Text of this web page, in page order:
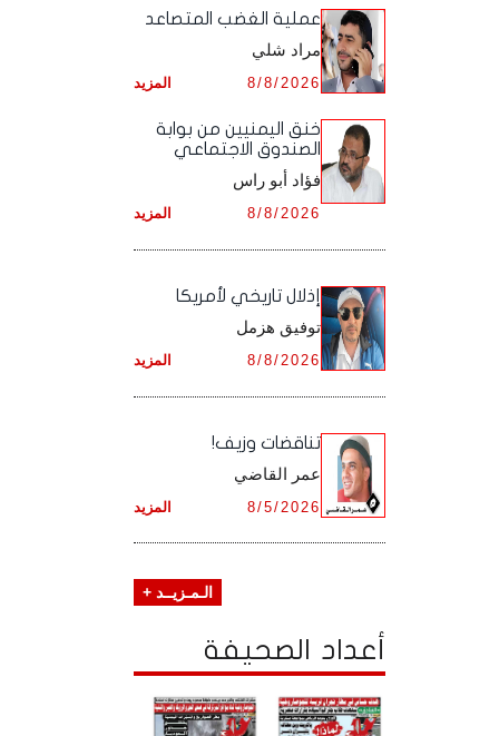
أرشيف شهر نـوفـمـبـر ,
أرشيف شهر ديـسـمـبـر ,
أرشيف شهر أكـتـوبـر ,
أرشيف شهر نـوفـمـبـر ,
أرشيف شهر ديـسـمـبـر ,
أرشيف شهر سـبـتـمـبـر ,
أرشيف شهر أكـتـوبـر ,
أرشيف شهر نـوفـمـبـر ,
أرشيف شهر ديـسـمـبـر ,
‏عملية الغضب المتصاعد
مراد شلي
المزيد 8/8/2026
خنق اليمنيين من بوابة
الصندوق الاجتماعي
فؤاد أبو راس
المزيد 8/8/2026
إذلال تاريخي لأمريكا
توفيق هزمل
المزيد 8/8/2026
تناقضات وزيف!
عمر القاضي
المزيد 8/5/2026
الـمـزيــد +
أعداد الصحيفة